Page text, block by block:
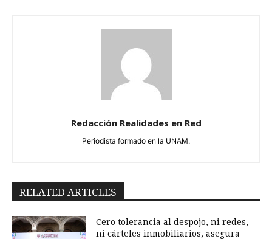
Redacción Realidades en Red
Periodista formado en la UNAM.
RELATED ARTICLES
Cero tolerancia al despojo, ni redes,
ni cárteles inmobiliarios, asegura